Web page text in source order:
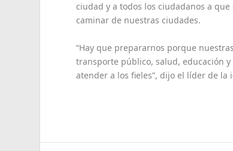
ciudad y a todos los ciudadanos a
caminar de nuestras ciudades.
“Hay que prepararnos porque
transporte público, salud, educación
atender a los fieles”, dijo el líder de la